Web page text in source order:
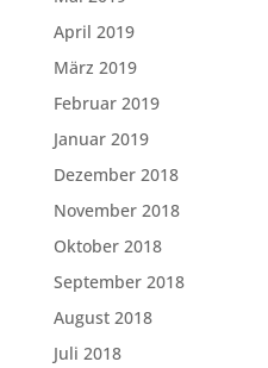
April 2019
März 2019
Februar 2019
Januar 2019
Dezember 2018
November 2018
Oktober 2018
September 2018
August 2018
Juli 2018